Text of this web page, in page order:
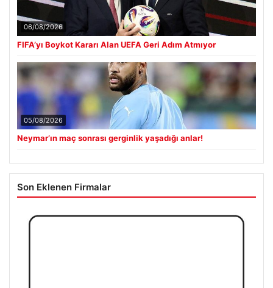
06/08/2026
FIFA’yı Boykot Kararı Alan UEFA Geri Adım Atmıyor
05/08/2026
Neymar’ın maç sonrası gerginlik yaşadığı anlar!
Son Eklenen Firmalar